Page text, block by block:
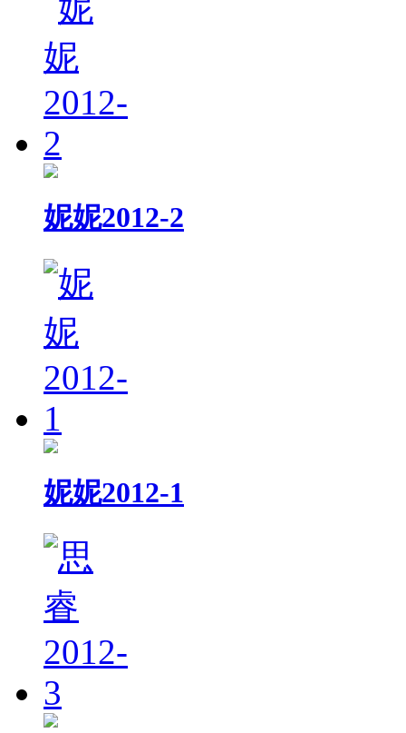
妮妮2012-2
妮妮2012-1